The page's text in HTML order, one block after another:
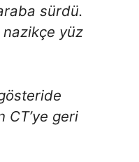
sürdü.
nazikçe yüz
CT’ye geri